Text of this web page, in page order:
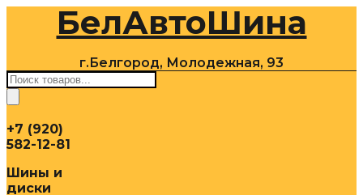
содержимомуБелАвтоШина
г.Белгород, Молодежная, 93
Поиск
товаров
+7 (920)
582-12-81
Шины и
диски